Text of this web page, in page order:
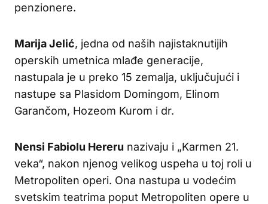
penzionere.
Marija Jelić, jedna od naših najistaknutijih
operskih umetnica mlađe generacije,
nastupala je u preko 15 zemalja, uključujući i
nastupe sa Plasidom Domingom, Elinom
Garančom, Hozeom Kurom i dr.
Nensi Fabiolu Hereru nazivaju i „Karmen 21.
veka“, nakon njenog velikog uspeha u toj roli u
Metropoliten operi. Ona nastupa u vodećim
svetskim teatrima poput Metropoliten opere u